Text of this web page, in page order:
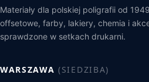
Materiały dla polskiej poligrafii od
offsetowe, farby, lakiery, chemia i
sprawdzone w setkach drukarni.
WARSZAWA(SIEDZIBA)